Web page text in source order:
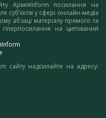
АрміяInform посилання на
суб’єктів у сфері онлайн-медіа
абзаці матеріалу прямого та
на цитований
сайту надсилайте на адресу: